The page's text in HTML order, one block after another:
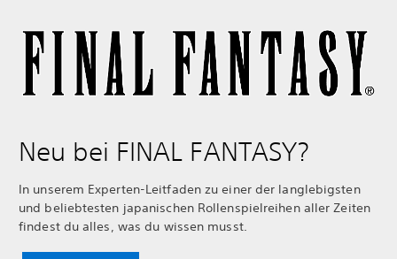
Neu bei FINAL FANTASY?
In unserem Experten-Leitfaden zu einer der langlebigsten
und beliebtesten japanischen Rollenspielreihen aller Zeiten
findest du alles, was du wissen musst.